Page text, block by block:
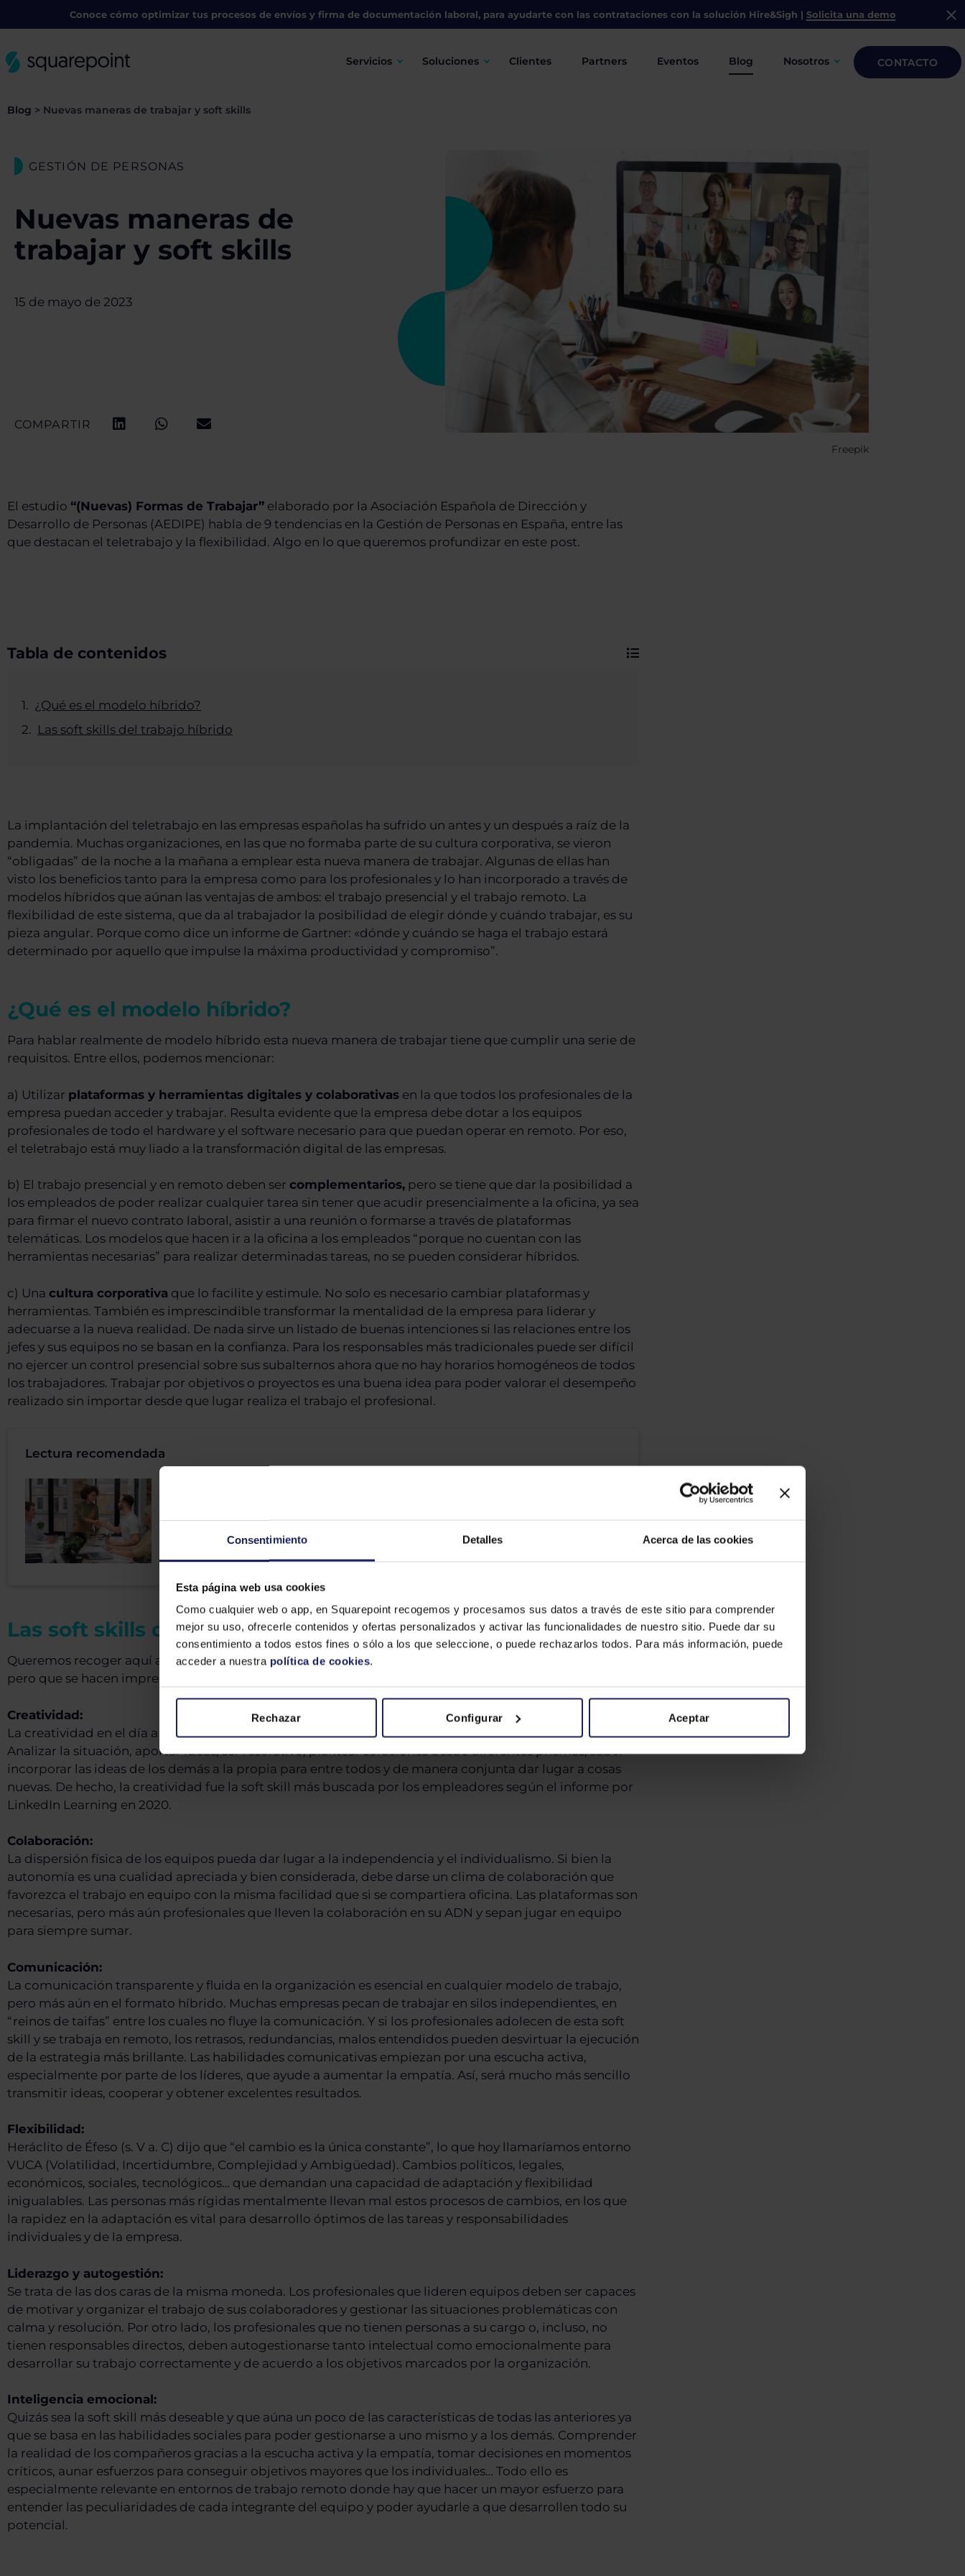
Consentimiento Detalles Acerca de las cookies
Esta página web usa cookies
Como cualquier web o app, en Squarepoint recogemos y procesamos sus datos a través de este sitio para comprender
mejor su uso, ofrecerle contenidos y ofertas personalizados y activar las funcionalidades de nuestro sitio. Puede dar su
consentimiento a todos estos fines o sólo a los que seleccione, o puede rechazarlos todos. Para más información, puede
acceder a nuestrapolítica de cookies.
Rechazar Configurar Aceptar
Conoce cómo optimizar tus procesos de envíos y firma de documentación laboral, para ayudarte con las contrataciones con la solución Hire&Sigh | Solicita una demo
Servicios Soluciones Clientes Partners Eventos Blog Nosotros CONTACTO
Blog > Nuevas maneras de trabajar y soft skills
GESTIÓN DE PERSONAS
Nuevas maneras de
trabajar y soft skills
15 de mayo de 2023
COMPARTIR
Freepik
El estudio “(Nuevas) Formas de Trabajar” elaborado por la Asociación Española de Dirección y
Desarrollo de Personas (AEDIPE) habla de 9 tendencias en la Gestión de Personas en España, entre las
que destacan el teletrabajo y la flexibilidad. Algo en lo que queremos profundizar en este post.
Tabla de contenidos
¿Qué es el modelo híbrido?
Las soft skills del trabajo híbrido
La implantación del teletrabajo en las empresas españolas ha sufrido un antes y un después a raíz de la
pandemia. Muchas organizaciones, en las que no formaba parte de su cultura corporativa, se vieron
“obligadas” de la noche a la mañana a emplear esta nueva manera de trabajar. Algunas de ellas han
visto los beneficios tanto para la empresa como para los profesionales y lo han incorporado a través de
modelos híbridos que aúnan las ventajas de ambos: el trabajo presencial y el trabajo remoto. La
flexibilidad de este sistema, que da al trabajador la posibilidad de elegir dónde y cuándo trabajar, es su
pieza angular. Porque como dice un informe de Gartner: «dónde y cuándo se haga el trabajo estará
determinado por aquello que impulse la máxima productividad y compromiso”.
¿Qué es el modelo híbrido?
Para hablar realmente de modelo híbrido esta nueva manera de trabajar tiene que cumplir una serie de
requisitos. Entre ellos, podemos mencionar:
a) Utilizar plataformas y herramientas digitales y colaborativas en la que todos los profesionales de la
empresa puedan acceder y trabajar. Resulta evidente que la empresa debe dotar a los equipos
profesionales de todo el hardware y el software necesario para que puedan operar en remoto. Por eso,
el teletrabajo está muy liado a la transformación digital de las empresas.
b) El trabajo presencial y en remoto deben ser complementarios, pero se tiene que dar la posibilidad a
los empleados de poder realizar cualquier tarea sin tener que acudir presencialmente a la oficina, ya sea
para firmar el nuevo contrato laboral, asistir a una reunión o formarse a través de plataformas
telemáticas. Los modelos que hacen ir a la oficina a los empleados “porque no cuentan con las
herramientas necesarias” para realizar determinadas tareas, no se pueden considerar híbridos.
c) Una cultura corporativa que lo facilite y estimule. No solo es necesario cambiar plataformas y
herramientas. También es imprescindible transformar la mentalidad de la empresa para liderar y
adecuarse a la nueva realidad. De nada sirve un listado de buenas intenciones si las relaciones entre los
jefes y sus equipos no se basan en la confianza. Para los responsables más tradicionales puede ser difícil
no ejercer un control presencial sobre sus subalternos ahora que no hay horarios homogéneos de todos
los trabajadores. Trabajar por objetivos o proyectos es una buena idea para poder valorar el desempeño
realizado sin importar desde que lugar realiza el trabajo el profesional.
Lectura recomendada
de onboarding
Las soft skills del trabajo híbrido
Queremos recoger aquí algunas de las soft skills que consideramos importantes para todo profesional,
pero que se hacen imprescindibles en los nuevos entornos.
Creatividad:
La creatividad en el día a día y en a resolución de problemas es una habilidad cada vez más valorada.
Analizar la situación, aportar ideas, ser resolutivo, plantear soluciones desde diferentes prismas, saber
incorporar las ideas de los demás a la propia para entre todos y de manera conjunta dar lugar a cosas
nuevas. De hecho, la creatividad fue la soft skill más buscada por los empleadores según el informe por
LinkedIn Learning en 2020.
Colaboración:
La dispersión física de los equipos pueda dar lugar a la independencia y el individualismo. Si bien la
autonomía es una cualidad apreciada y bien considerada, debe darse un clima de colaboración que
favorezca el trabajo en equipo con la misma facilidad que si se compartiera oficina. Las plataformas son
necesarias, pero más aún profesionales que lleven la colaboración en su ADN y sepan jugar en equipo
para siempre sumar.
Comunicación:
La comunicación transparente y fluida en la organización es esencial en cualquier modelo de trabajo,
pero más aún en el formato híbrido. Muchas empresas pecan de trabajar en silos independientes, en
“reinos de taifas” entre los cuales no fluye la comunicación. Y si los profesionales adolecen de esta soft
skill y se trabaja en remoto, los retrasos, redundancias, malos entendidos pueden desvirtuar la ejecución
de la estrategia más brillante. Las habilidades comunicativas empiezan por una escucha activa,
especialmente por parte de los líderes, que ayude a aumentar la empatía. Así, será mucho más sencillo
transmitir ideas, cooperar y obtener excelentes resultados.
Flexibilidad:
Heráclito de Éfeso (s. V a. C) dijo que “el cambio es la única constante”, lo que hoy llamaríamos entorno
VUCA (Volatilidad, Incertidumbre, Complejidad y Ambigüedad). Cambios políticos, legales,
económicos, sociales, tecnológicos… que demandan una capacidad de adaptación y flexibilidad
inigualables. Las personas más rígidas mentalmente llevan mal estos procesos de cambios, en los que
la rapidez en la adaptación es vital para desarrollo óptimos de las tareas y responsabilidades
individuales y de la empresa.
Liderazgo y autogestión:
Se trata de las dos caras de la misma moneda. Los profesionales que lideren equipos deben ser capaces
de motivar y organizar el trabajo de sus colaboradores y gestionar las situaciones problemáticas con
calma y resolución. Por otro lado, los profesionales que no tienen personas a su cargo o, incluso, no
tienen responsables directos, deben autogestionarse tanto intelectual como emocionalmente para
desarrollar su trabajo correctamente y de acuerdo a los objetivos marcados por la organización.
Inteligencia emocional:
Quizás sea la soft skill más deseable y que aúna un poco de las características de todas las anteriores ya
que se basa en las habilidades sociales para poder gestionarse a uno mismo y a los demás. Comprender
la realidad de los compañeros gracias a la escucha activa y la empatía, tomar decisiones en momentos
críticos, aunar esfuerzos para conseguir objetivos mayores que los individuales… Todo ello es
especialmente relevante en entornos de trabajo remoto donde hay que hacer un mayor esfuerzo para
entender las peculiaridades de cada integrante del equipo y poder ayudarle a que desarrollen todo su
potencial.